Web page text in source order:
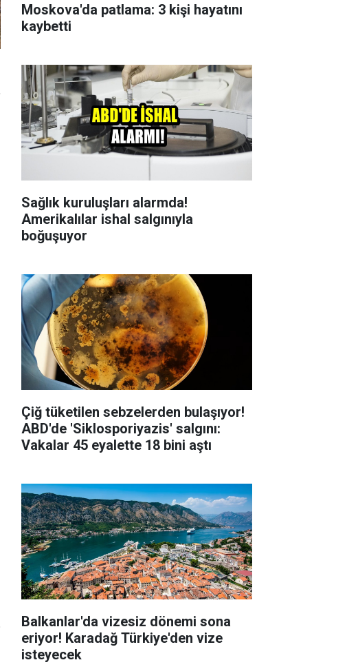
Moskova'da patlama: 3 kişi hayatını
kaybetti
Sağlık kuruluşları alarmda!
Amerikalılar ishal salgınıyla
boğuşuyor
Çiğ tüketilen sebzelerden bulaşıyor!
ABD'de 'Siklosporiyazis' salgını:
Vakalar 45 eyalette 18 bini aştı
Balkanlar'da vizesiz dönemi sona
eriyor! Karadağ Türkiye'den vize
isteyecek